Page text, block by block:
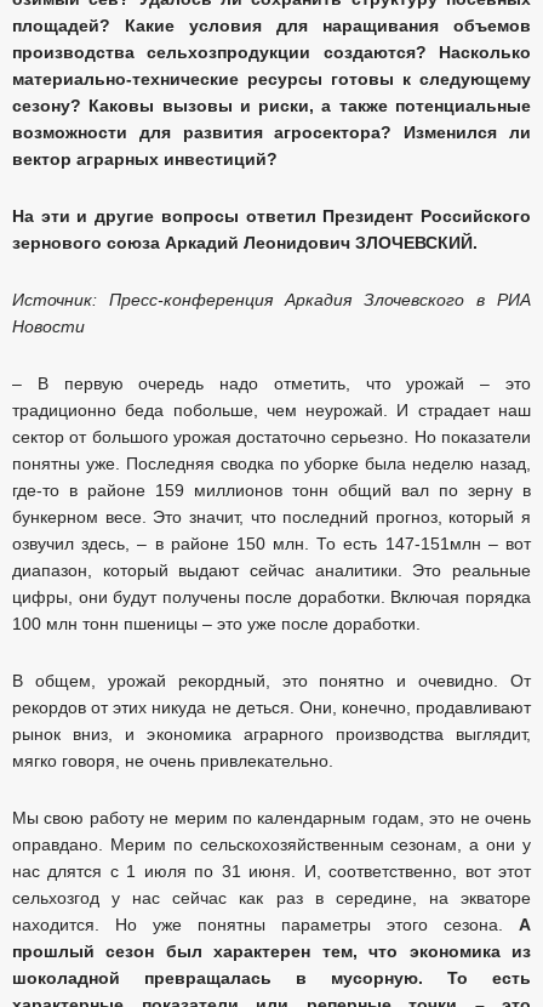
площадей? Какие условия для наращивания объемов
производства сельхозпродукции создаются? Насколько
материально-технические ресурсы готовы к следующему
сезону? Каковы вызовы и риски, а также потенциальные
возможности для развития агросектора? Изменился ли
вектор аграрных инвестиций?
На эти и другие вопросы ответил Президент Российского
зернового союза Аркадий Леонидович ЗЛОЧЕВСКИЙ.
Источник: Пресс-конференция Аркадия Злочевского в РИА
Новости
– В первую очередь надо отметить, что урожай – это
традиционно беда побольше, чем неурожай. И страдает наш
сектор от большого урожая достаточно серьезно. Но показатели
понятны уже. Последняя сводка по уборке была неделю назад,
где-то в районе 159 миллионов тонн общий вал по зерну в
бункерном весе. Это значит, что последний прогноз, который я
озвучил здесь, – в районе 150 млн. То есть 147-151млн – вот
диапазон, который выдают сейчас аналитики. Это реальные
цифры, они будут получены после доработки. Включая порядка
100 млн тонн пшеницы – это уже после доработки.
В общем, урожай рекордный, это понятно и очевидно. От
рекордов от этих никуда не деться. Они, конечно, продавливают
рынок вниз, и экономика аграрного производства выглядит,
мягко говоря, не очень привлекательно.
Мы свою работу не мерим по календарным годам, это не очень
оправдано. Мерим по сельскохозяйственным сезонам, а они у
нас длятся с 1 июля по 31 июня. И, соответственно, вот этот
сельхозгод у нас сейчас как раз в середине, на экваторе
находится. Но уже понятны параметры этого сезона. А
прошлый сезон был характерен тем, что экономика из
шоколадной превращалась в мусорную. То есть